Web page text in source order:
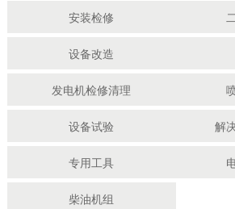
安装检修
设备改造
发电机检修清理
设备试验 解
专用工具
柴油机组